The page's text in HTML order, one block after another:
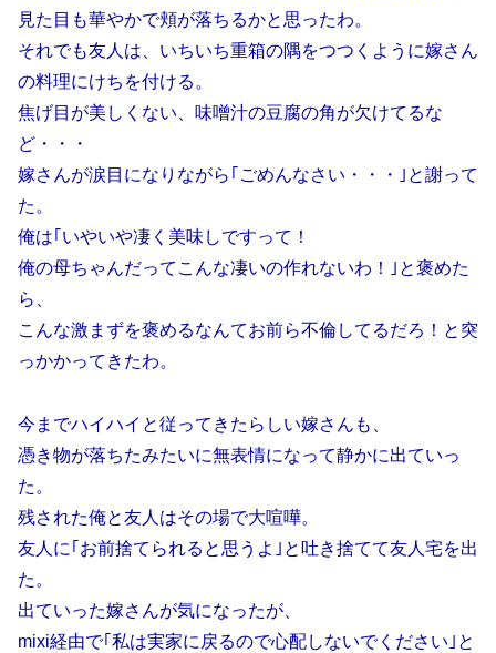
見た目も華やかで頬が落ちるかと思ったわ。
それでも友人は、いちいち重箱の隅をつつくように嫁さん
の料理にけちを付ける。
焦げ目が美しくない、味噌汁の豆腐の角が欠けてるな
ど・・・
嫁さんが涙目になりながら｢ごめんなさい・・・｣と謝って
た。
俺は｢いやいや凄く美味しですって！
俺の母ちゃんだってこんな凄いの作れないわ！｣と褒めた
ら、
こんな激まずを褒めるなんてお前ら不倫してるだろ！と突
っかかってきたわ。
今までハイハイと従ってきたらしい嫁さんも、
憑き物が落ちたみたいに無表情になって静かに出ていっ
た。
残された俺と友人はその場で大喧嘩。
友人に｢お前捨てられると思うよ｣と吐き捨てて友人宅を出
た。
出ていった嫁さんが気になったが、
mixi経由で｢私は実家に戻るので心配しないでください｣と